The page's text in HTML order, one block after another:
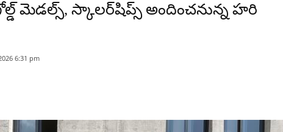
మెడల్స్, స్కాలర్‌షిప్స్ అందించనున్న హరి
6:31 pm